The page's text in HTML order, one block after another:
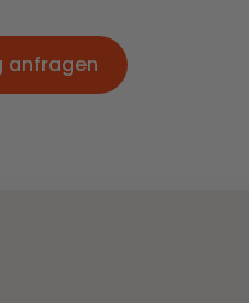
anfragen
anfragen